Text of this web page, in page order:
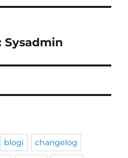
Sysadmin
blogi changelog